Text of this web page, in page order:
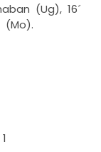
(Ug), 16´
(Mo).